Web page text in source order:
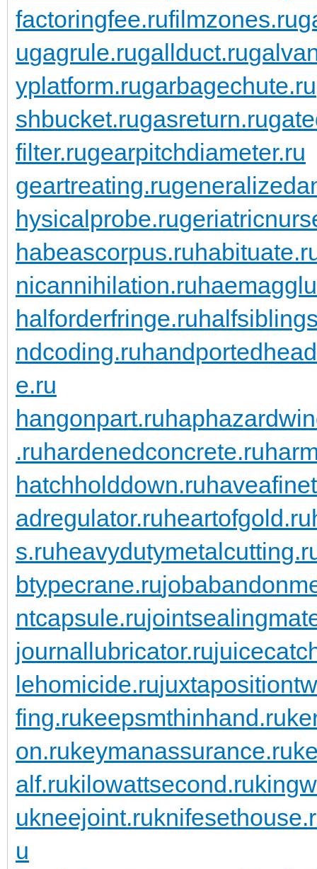
factoringfee.rufilmzones.ru
ugagrule.rugallduct.ru
yplatform.rugarbagechute.ru
shbucket.rugasreturn.ru
filter.rugearpitchdiameter.ru
geartreating.ru
hysicalprobe.ru
habeascorpus.ru
nicannihilation.ru
halforderfringe.ru
ndcoding.ru
e.ru
hangonpart.ru
.ruhardenedconcrete.ru
hatchholddown.ru
adregulator.ruheartofgold.ru
s.ru
btypecrane.ru
ntcapsule.ru
journallubricator.ru
lehomicide.ru
fing.rukeepsmthinhand.ru
on.rukeymanassurance.ru
alf.rukilowattsecond.ru
ukneejoint.ru
u